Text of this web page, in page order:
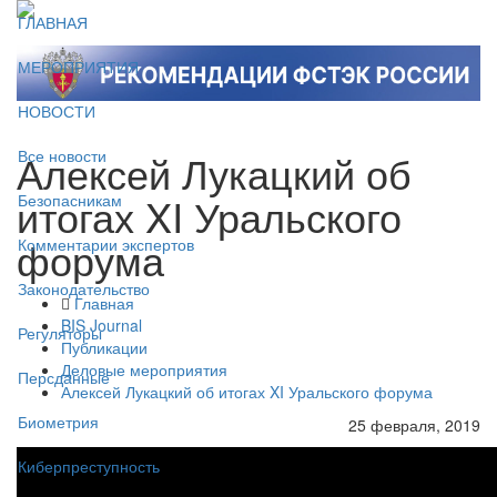
ГЛАВНАЯ
МЕРОПРИЯТИЯ
НОВОСТИ
Все новости
Безопасникам
Комментарии экспертов
Законодательство
Регуляторы
Персданные
Биометрия
Киберпреступность
Алексей Лукацкий об
итогах XI Уральского
форума
Главная
BIS Journal
Публикации
Деловые мероприятия
Алексей Лукацкий об итогах XI Уральского форума
25 февраля, 2019